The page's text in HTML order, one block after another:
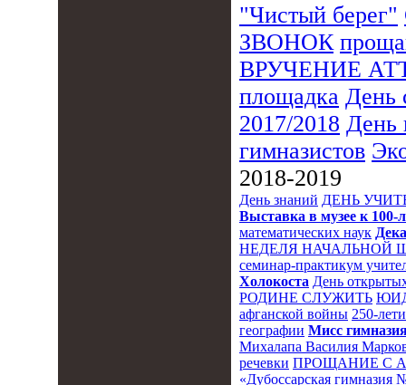
"Чистый берег"
ЗВОНОК
ВРУЧЕНИЕ
площадка День
2017/2018 День
гимназистов
2018-2019
День знаний ДЕНЬ
Выставка в музее к
математических наук
НЕДЕЛЯ НАЧАЛЬНОЙ
семинар-практикум
Холокоста День
РОДИНЕ СЛУЖИТЬ
афганской войны 250-
географии Мисс
Михалапа Василия
речевки ПРОЩАНИЕ С
«Дубоссарская гимназия